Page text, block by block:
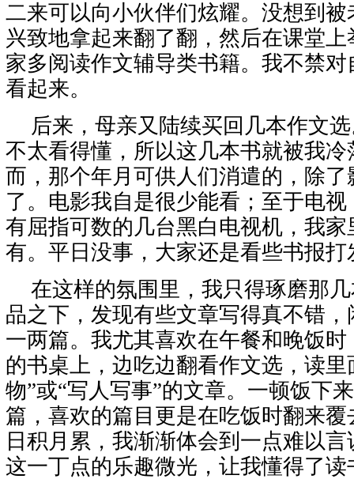
二来可以向小伙伴们炫耀。没想到
兴致地拿起来翻了翻，然后在课堂
家多阅读作文辅导类书籍。我不禁
看起来。
后来，母亲又陆续买回几本作文
不太看得懂，所以这几本书就被我
而，那个年月可供人们消遣的，除
了。电影我自是很少能看；至于电
有屈指可数的几台黑白电视机，我
有。平日没事，大家还是看些书报打
在这样的氛围里，我只得琢磨那
品之下，发现有些文章写得真不错
一两篇。我尤其喜欢在午餐和晚饭
的书桌上，边吃边翻看作文选，读里
物”或“写人写事”的文章。一顿饭下
篇，喜欢的篇目更是在吃饭时翻来
日积月累，我渐渐体会到一点难以
这一丁点的乐趣微光，让我懂得了